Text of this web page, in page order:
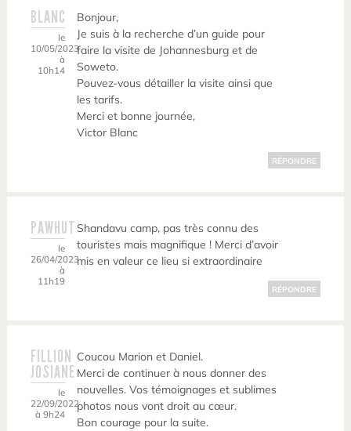
BLANC
le
10/05/2023
à
10h14
Bonjour,
Je suis à la recherche d’un guide pour
faire la visite de Johannesburg et de
Soweto.
Pouvez-vous détailler la visite ainsi que
les tarifs.
Merci et bonne journée,
Victor Blanc
RÉPONDRE
PAWHUT
le
26/04/2023
à
11h19
Shandavu camp, pas très connu des
touristes mais magnifique ! Merci d’avoir
mis en valeur ce lieu si extraordinaire
RÉPONDRE
FILLION
JOSIANE
le
22/09/2022
à 9h24
Coucou Marion et Daniel.
Merci de continuer à nous donner des
nouvelles. Vos témoignages et sublimes
photos nous vont droit au cœur.
Bon courage pour la suite.